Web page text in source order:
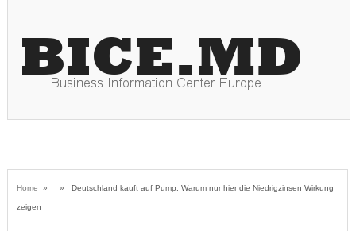
Home » » Deutschland kauft auf Pump: Warum nur hier die Niedrigzinsen Wirkung
zeigen